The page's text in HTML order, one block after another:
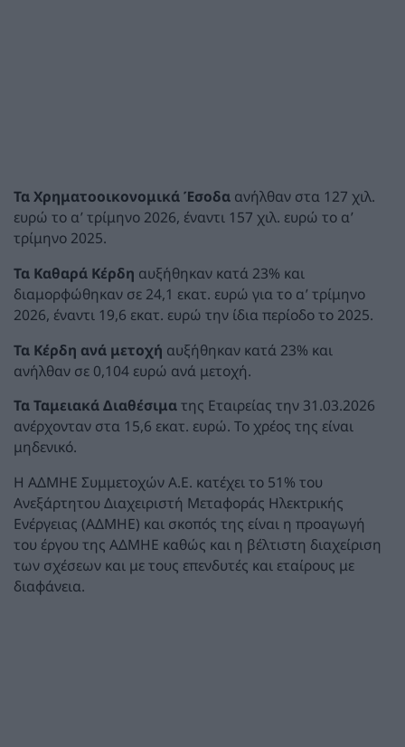
Τα Χρηματοοικονομικά Έσοδα ανήλθαν στα 127 χιλ.
ευρώ το α’ τρίμηνο 2026, έναντι 157 χιλ. ευρώ το α’
τρίμηνο 2025.
Τα Καθαρά Κέρδη αυξήθηκαν κατά 23% και
διαμορφώθηκαν σε 24,1 εκατ. ευρώ για το α’ τρίμηνο
2026, έναντι 19,6 εκατ. ευρώ την ίδια περίοδο το 2025.
Τα Κέρδη ανά μετοχή αυξήθηκαν κατά 23% και
ανήλθαν σε 0,104 ευρώ ανά μετοχή.
Τα Ταμειακά Διαθέσιματης Εταιρείας την 31.03.2026
ανέρχονταν στα 15,6 εκατ. ευρώ. Το χρέος της είναι
μηδενικό.
Η ΑΔΜΗΕ Συμμετοχών Α.Ε. κατέχει το 51% του
Ανεξάρτητου Διαχειριστή Μεταφοράς Ηλεκτρικής
Ενέργειας (ΑΔΜΗΕ) και σκοπός της είναι η προαγωγή
του έργου της ΑΔΜΗΕ καθώς και η βέλτιστη διαχείριση
των σχέσεων και με τους επενδυτές και εταίρους με
διαφάνεια.